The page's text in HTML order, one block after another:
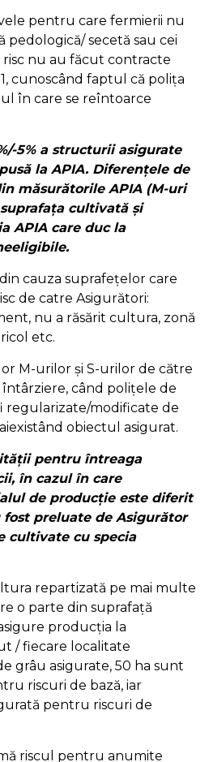
pentru care fermierii nu
pedologică/ secetă sau cei
nu au făcut contracte
cunoscând faptul că polița
în care se reîntoarce
5% a structurii asigurate
la APIA. Diferențele de
măsurătorile APIA (M-uri
cultivată și
APIA care duc la
cauza suprafețelor care
de catre Asigurători:
nu a răsărit cultura, zonă
etc.
M-urilor și S-urilor de către
când polițele de
regularizate/modificate de
obiectul asigurat.
pentru întreaga
în cazul în care
de producție este diferit
preluate de Asigurător
cultivate cu specia
repartizată pe mai multe
o parte din suprafață
producția la
/ fiecare localitate
grâu asigurate, 50 ha sunt
riscuri de bază, iar
pentru riscuri de
riscul pentru anumite